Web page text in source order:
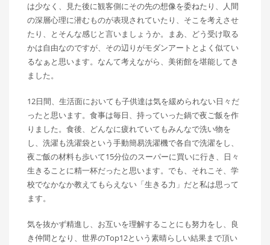
は少なく、見た後に観客側にその先の想像を委ねたり、人間
の深層心理に潜むものが表現されていたり、そこを考えさせ
たり、とそんな感じと言いましょうか。まあ、どう受け取る
かは自由なのですが、その辺りがモダンアートとよく似てい
るなぁと思います。なんて考えながら、美術館を堪能してき
ました。
12日間、生活面においても子供達は気を緩められない日々だ
ったと思います。食事は毎日、持っていった鍋で夜ご飯を作
りました。食後、どんなに疲れていてもみんなで洗い物を
し、洗濯も洗濯袋という手動簡易洗濯機で各自で洗濯をし、
夜ご飯の材料も歩いて15分位のスーパーに買いに行き、日々
生きることに精一杯だったと思います。でも、それこそ、学
校でなかなか教えてもらえない「生きる力」だと私は思って
ます。
気を抜かず精進し、お互いを理解することにも努力をし、良
き仲間となり、世界のTop12という素晴らしい結果まで頂い